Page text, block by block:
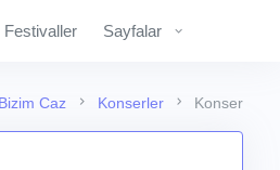
Festivaller Sayfalar
Bizim Caz Konserler Konser